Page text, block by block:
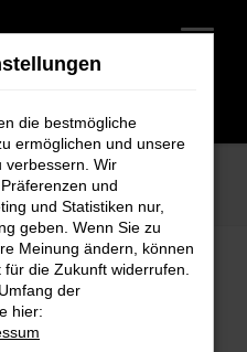
Scala
Finden Sie Ihren Škoda
+ Koch
Scala
Stuhr bei
die bestmögliche
ermöglichen und unsere
verbessern. Wir
und
und Statistiken nur,
geben. Wenn Sie zu
Meinung ändern, können
die Zukunft widerrufen.
der
hier: